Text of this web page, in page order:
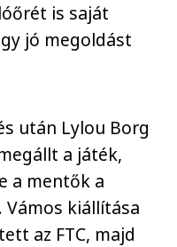
is saját
jó megoldást
után Lylou Borg
a játék,
a mentők a
kiállítása
az FTC, majd